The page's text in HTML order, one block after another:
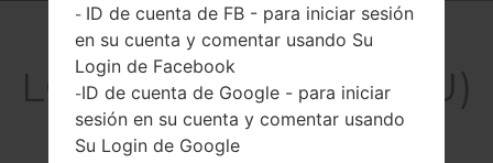
El resumen
LGD373EU(LGD373EU)
akaLG L80 Dual
- ID de cuenta de FB - para iniciar sesión
en su cuenta y comentar usando Su
Login de Facebook
-ID de cuenta de Google - para iniciar
sesión en su cuenta y comentar usando
Su Login de Google